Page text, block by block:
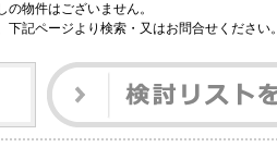
の物件はございません。
記ページより検索・又はお問合せください。